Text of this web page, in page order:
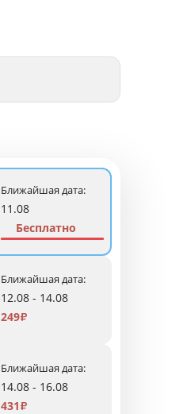
Ближайшая дата:
11.08
Бесплатно
Ближайшая дата:
12.08 - 14.08
249₽
Ближайшая дата:
14.08 - 16.08
431₽